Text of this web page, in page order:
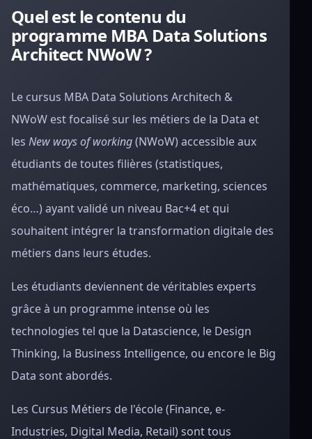
Quel est le contenu du
programme MBA Data Solutions
Architect NWoW ?
Le cursus MBA Data Solutions Architech &
NWoW est focalisé sur les métiers de la Data et
les New ways of working(NWoW) accessible aux
étudiants de toutes filières (statistiques,
mathématiques, commerce, marketing, sciences
éco…) ayant validé un niveau Bac+4 et qui
souhaitent intégrer la transformation digitale des
métiers dans leurs études.
Les étudiants deviennent de véritables experts
grâce à un programme intense où les
technologies tel que la Datascience, le Design
Thinking, la Business Intelligence, ou encore le Big
Data sont abordés.
Les Cursus Métiers de l'école (Finance, e-
Industries, Digital Media, Retail) sont tous